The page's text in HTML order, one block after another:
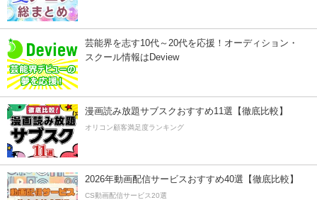
芸能界を志す10代～20代を応援！オーディション・
スクール情報はDeview
漫画読み放題サブスクおすすめ11選【徹底比較】
オリコン顧客満足度ランキング
2026年動画配信サービスおすすめ40選【徹底比較】
CS動画配信サービス20選